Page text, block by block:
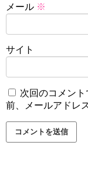
メール ※
サイト
次回のコメン
前、メールアドレ